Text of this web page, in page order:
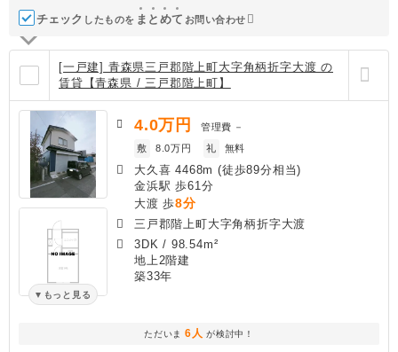
チェック したものを ま と めて お問い合わせ
[一戸建] 青森県三戸郡階上町大字角柄折字大渡 の
賃貸【青森県 / 三戸郡階上町】
もっと見る
4.0万円 管理費 －
敷
8.0万円 礼 無料
大久喜 4468m (徒歩89分相当)
金浜駅 歩61分
大渡 歩8分
三戸郡階上町大字角柄折字大渡
3DK / 98.54m²
地上2階建
築33年
ただいま 6人 が検討中！